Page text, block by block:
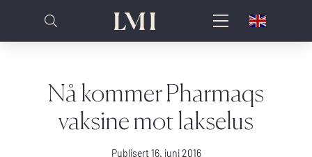
Nå kommer Pharmaqs
vaksine mot lakselus
Publisert 16. juni 2016